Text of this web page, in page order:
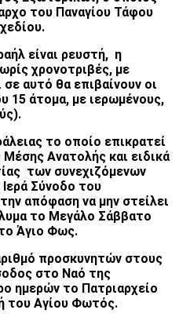
του Παναγίου Τάφου
είναι ρευστή, η
χρονοτριβές, με
αυτό θα επιβαίνουν οι
15 άτομα, με ιερωμένους,
το οποίο επικρατεί
Ανατολής και ειδικά
των συνεχιζόμενων
Σύνοδο του
απόφαση να μην στείλει
το Μεγάλο Σάββατο
Άγιο Φως.
προσκυνητών στους
στο Ναό της
ημερών το Πατριαρχείο
του Αγίου Φωτός.